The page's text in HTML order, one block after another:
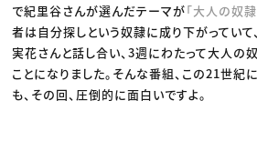
で紀里谷さんが選んだテーマが「大人の奴
者は自分探しという奴隷に成り下がっていて
実花さんと話し合い、3週にわたって大人の
ことになりました。そんな番組、この21世紀
も、その回、圧倒的に面白いですよ。